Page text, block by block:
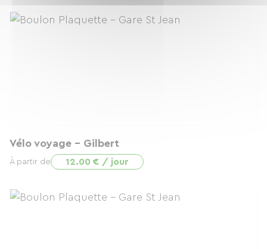
Vélo voyage - Gilbert
À partir de 12.00 € / jour